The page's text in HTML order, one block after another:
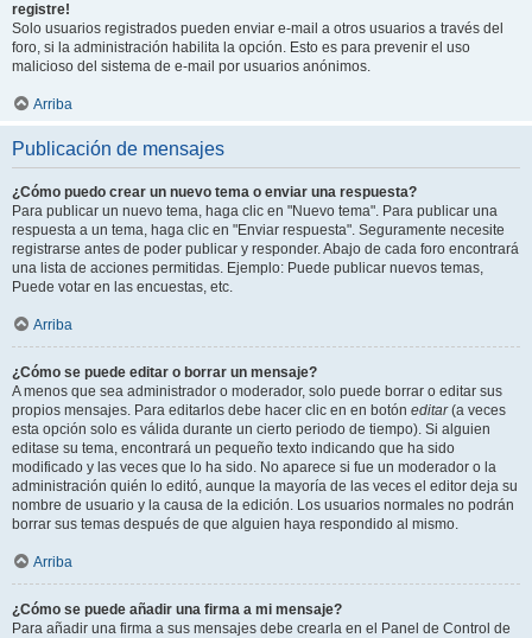
registre!
Solo usuarios registrados pueden enviar e-mail a otros usuarios a través del
foro, si la administración habilita la opción. Esto es para prevenir el uso
malicioso del sistema de e-mail por usuarios anónimos.
Arriba
Publicación de mensajes
¿Cómo puedo crear un nuevo tema o enviar una respuesta?
Para publicar un nuevo tema, haga clic en "Nuevo tema". Para publicar una
respuesta a un tema, haga clic en "Enviar respuesta". Seguramente necesite
registrarse antes de poder publicar y responder. Abajo de cada foro encontrará
una lista de acciones permitidas. Ejemplo: Puede publicar nuevos temas,
Puede votar en las encuestas, etc.
Arriba
¿Cómo se puede editar o borrar un mensaje?
A menos que sea administrador o moderador, solo puede borrar o editar sus
propios mensajes. Para editarlos debe hacer clic en en botón editar(a veces
esta opción solo es válida durante un cierto periodo de tiempo). Si alguien
editase su tema, encontrará un pequeño texto indicando que ha sido
modificado y las veces que lo ha sido. No aparece si fue un moderador o la
administración quién lo editó, aunque la mayoría de las veces el editor deja su
nombre de usuario y la causa de la edición. Los usuarios normales no podrán
borrar sus temas después de que alguien haya respondido al mismo.
Arriba
¿Cómo se puede añadir una firma a mi mensaje?
Para añadir una firma a sus mensajes debe crearla en el Panel de Control de